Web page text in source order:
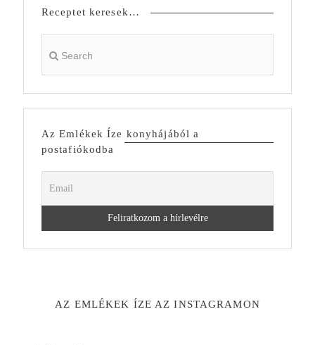
Receptet keresek…
Az Emlékek Íze konyhájából a
postafiókodba
AZ EMLÉKEK ÍZE AZ INSTAGRAMON